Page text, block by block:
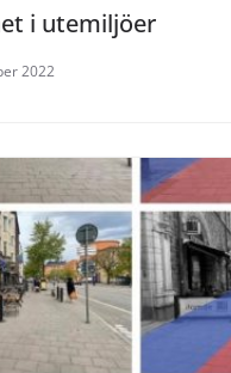
i utemiljöer
2022